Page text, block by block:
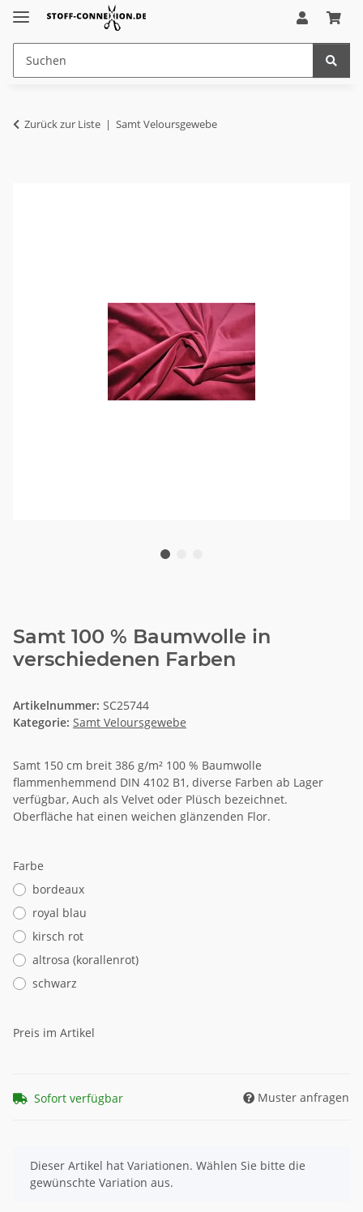
Zurück zur Liste Samt Veloursgewebe
Samt 100 % Baumwolle in
verschiedenen Farben
Artikelnummer: SC25744
Kategorie: Samt Veloursgewebe
Samt 150 cm breit 386 g/m² 100 % Baumwolle
flammenhemmend DIN 4102 B1, diverse Farben ab Lager
verfügbar, Auch als Velvet oder Plüsch bezeichnet.
Oberfläche hat einen weichen glänzenden Flor.
Farbe
bordeaux
royal blau
kirsch rot
altrosa (korallenrot)
schwarz
Preis im Artikel
Sofort verfügbar Muster anfragen
x
Dieser Artikel hat Variationen. Wählen Sie bitte die
gewünschte Variation aus.